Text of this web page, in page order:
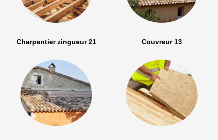
Charpentier zingueur 21 Couvreur 13